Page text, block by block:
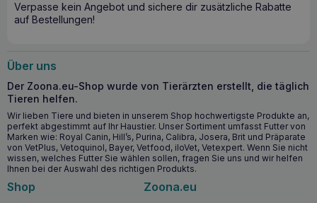
Verpasse kein Angebot und sichere dir zusätzliche Rabatte
auf Bestellungen!
Über uns
Der Zoona.eu-Shop wurde von Tierärzten erstellt, die täglich
Tieren helfen.
Wir lieben Tiere und bieten in unserem Shop hochwertigste Produkte an,
perfekt abgestimmt auf Ihr Haustier. Unser Sortiment umfasst Futter von
Marken wie: Royal Canin, Hill’s, Purina, Calibra, Josera, Brit und Präparate
von VetPlus, Vetoquinol, Bayer, Vetfood, iloVet, Vetexpert. Wenn Sie nicht
wissen, welches Futter Sie wählen sollen, fragen Sie uns und wir helfen
Ihnen bei der Auswahl des richtigen Produkts.
Shop Zoona.eu